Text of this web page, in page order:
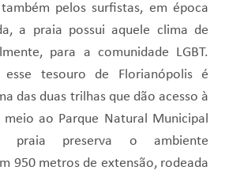
pelos surfistas, em época
a praia possui aquele clima de
para a comunidade LGBT.
esse tesouro de Florianópolis é
das duas trilhas que dão acesso à
meio ao Parque Natural Municipal
praia preserva o ambiente
950 metros de extensão, rodeada